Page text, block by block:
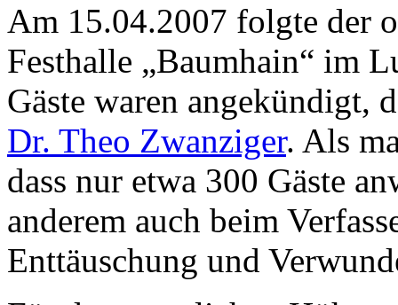
Am 15.04.2007 folgte der
Festhalle „Baumhain“ im
Gäste waren angekündigt,
Dr. Theo Zwanziger. Als
dass nur etwa 300 Gäste
anderem auch beim
Enttäuschung und